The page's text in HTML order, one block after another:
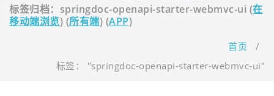
标签归档：springdoc-openapi-starter-webmvc-ui (在
移动端浏览) (所有端) (APP)
2021年01月05日 最近做了一些logo准…
2020年11月03日 分享录网站底部现已…
2020年10月23日 由于网站暂未落实实…
首页 /
标签： "springdoc-openapi-starter-webmvc-ui"